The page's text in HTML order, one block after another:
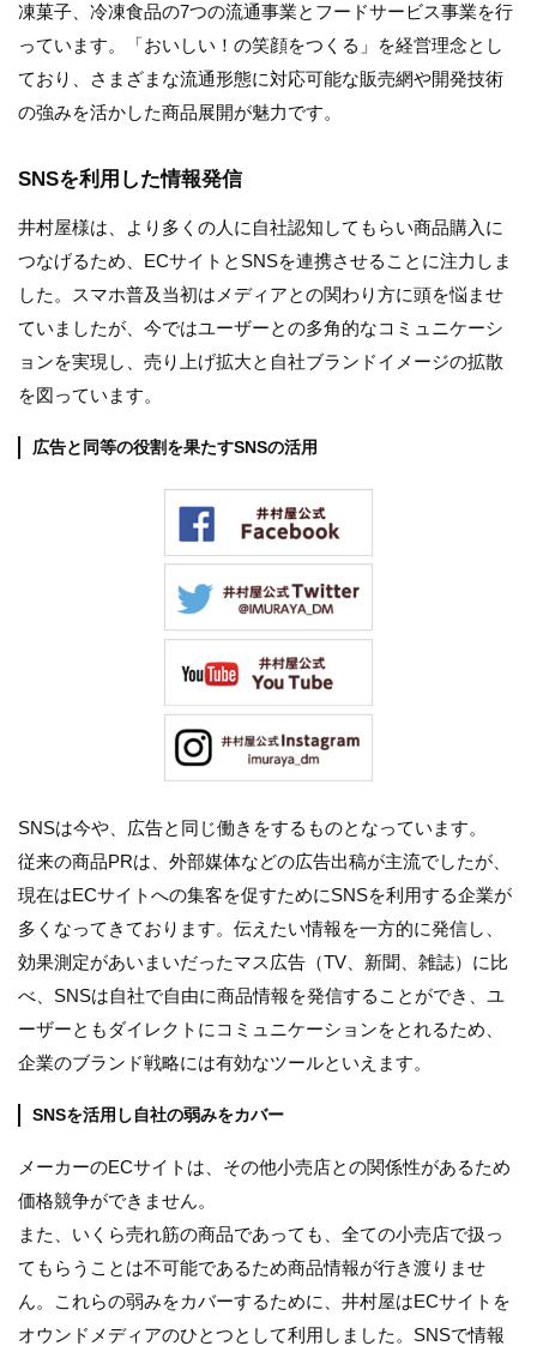
凍菓子、冷凍食品の7つの流通事業とフードサービス事業を行
っています。「おいしい！の笑顔をつくる」を経営理念とし
ており、さまざまな流通形態に対応可能な販売網や開発技術
の強みを活かした商品展開が魅力です。
SNSを利用した情報発信
井村屋様は、より多くの人に自社認知してもらい商品購入に
つなげるため、ECサイトとSNSを連携させることに注力しま
した。スマホ普及当初はメディアとの関わり方に頭を悩ませ
ていましたが、今ではユーザーとの多角的なコミュニケーシ
ョンを実現し、売り上げ拡大と自社ブランドイメージの拡散
を図っています。
広告と同等の役割を果たすSNSの活用
SNSは今や、広告と同じ働きをするものとなっています。
従来の商品PRは、外部媒体などの広告出稿が主流でしたが、
現在はECサイトへの集客を促すためにSNSを利用する企業が
多くなってきております。伝えたい情報を一方的に発信し、
効果測定があいまいだったマス広告（TV、新聞、雑誌）に比
べ、SNSは自社で自由に商品情報を発信することができ、ユ
ーザーともダイレクトにコミュニケーションをとれるため、
企業のブランド戦略には有効なツールといえます。
SNSを活用し自社の弱みをカバー
メーカーのECサイトは、その他小売店との関係性があるため
価格競争ができません。
また、いくら売れ筋の商品であっても、全ての小売店で扱っ
てもらうことは不可能であるため商品情報が行き渡りませ
ん。これらの弱みをカバーするために、井村屋はECサイトを
オウンドメディアのひとつとして利用しました。SNSで情報